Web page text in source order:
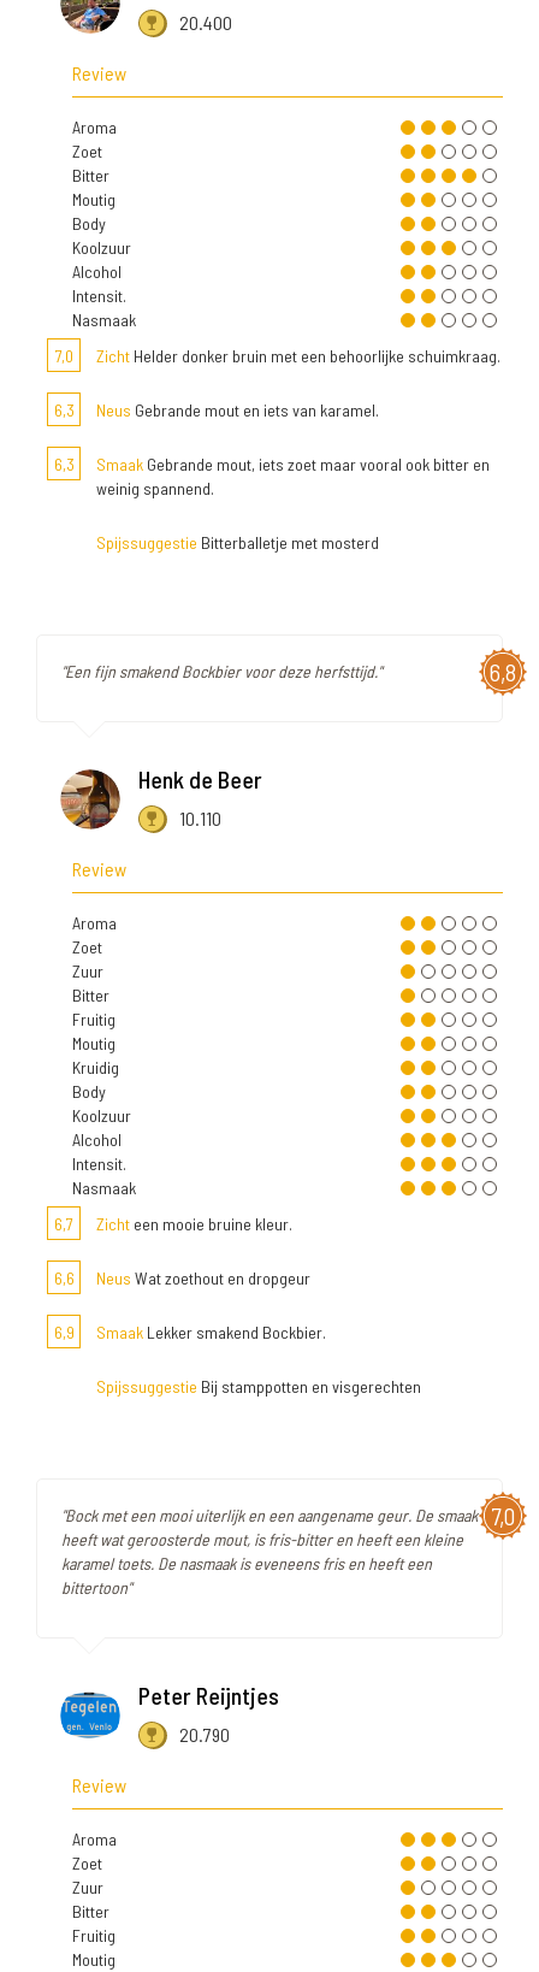
20.400
Review
Aroma
Zoet
Bitter
Moutig
Body
Koolzuur
Alcohol
Intensit.
Nasmaak
7,0
Zicht Helder donker bruin met een behoorlijke schuimkraag.
6,3 Neus Gebrande mout en iets van karamel.
6,3 Smaak Gebrande mout, iets zoet maar vooral ook bitter en
weinig spannend.
Spijssuggestie Bitterballetje met mosterd
6,8
"Een fijn smakend Bockbier voor deze herfsttijd."
Henk de Beer
10.110
Review
Aroma
Zoet
Zuur
Bitter
Fruitig
Moutig
Kruidig
Body
Koolzuur
Alcohol
Intensit.
Nasmaak
6,7
Zicht een mooie bruine kleur.
6,6 Neus Wat zoethout en dropgeur
6,9 Smaak Lekker smakend Bockbier.
Spijssuggestie Bij stamppotten en visgerechten
7,0
"Bock met een mooi uiterlijk en een aangename geur. De smaak
heeft wat geroosterde mout, is fris-bitter en heeft een kleine
karamel toets. De nasmaak is eveneens fris en heeft een
bittertoon"
Peter Reijntjes
20.790
Review
Aroma
Zoet
Zuur
Bitter
Fruitig
Moutig